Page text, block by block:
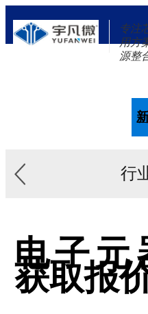
专注
用方
源整
行
电子元
获取报